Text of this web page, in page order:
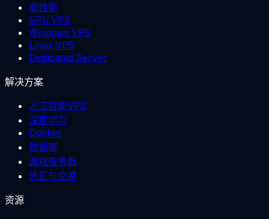
高性能
GPU VPS
Windows VPS
Linux VPS
Dedicated Server
解决方案
人工智能VPS
深度学习
Docker
数据库
游戏服务器
外汇与交易
资源